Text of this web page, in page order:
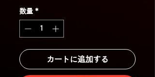
数量 *
カートに追加する